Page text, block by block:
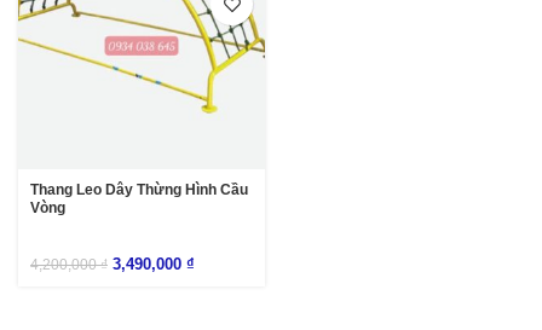
Thang Leo Dây Thừng Hình Cầu
Vòng
4,200,000₫ 3,490,000 ₫